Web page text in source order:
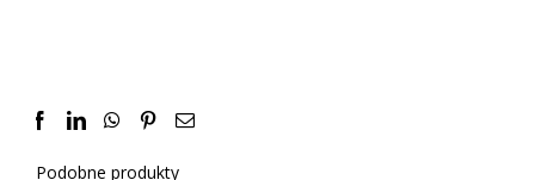
Facebook
LinkedInWhatsApp
PinterestEmail
Podobne produkty